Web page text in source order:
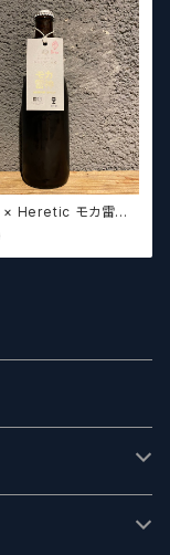
× Heretic モカ雷神 /
MOCHA T
クラフトビールシザ